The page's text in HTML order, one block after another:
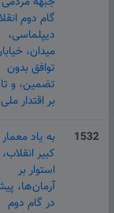
گام دوم
دیپلماسی،
میدان،
توافق بدون
تضمین، و
بر اقتدار
1532
به یاد معمار
کبیر انقلاب،
استوار بر
آرمان‌ها،
در گام دوم